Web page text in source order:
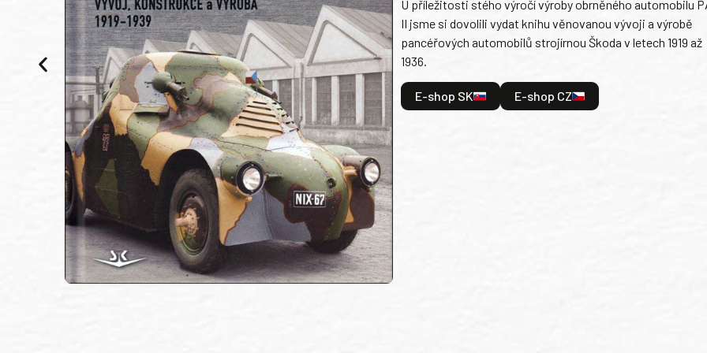
U příležitosti stého výročí výroby obrněného automobilu
II jsme si dovolili vydat knihu věnovanou vývoji a výrobě
pancéřových automobilů strojírnou Škoda v letech 1919 až
1936.
E-shop SK E-shop CZ